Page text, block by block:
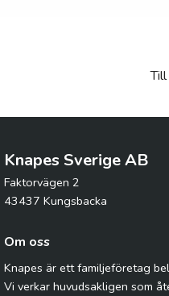
Knapes Sverige AB
Faktorvägen 2
43437 Kungsbacka
Om oss
Knapes är ett familjeföretag
Vi verkar huvudsakligen som